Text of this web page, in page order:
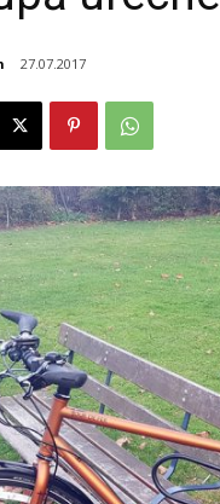
27.07.2017